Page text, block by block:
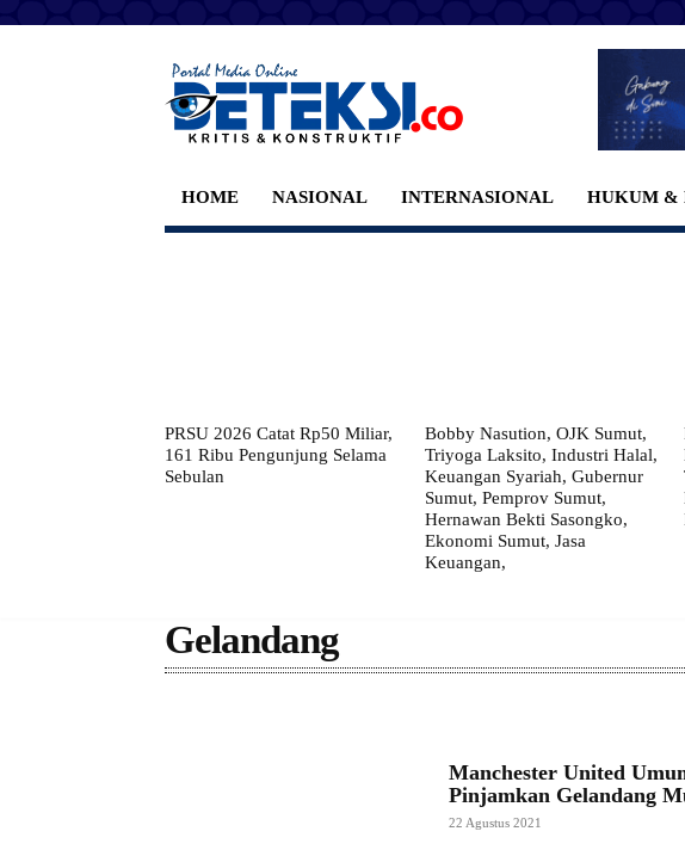
HOME NASIONAL INTERNASIONAL HUKUM &
PRSU 2026 Catat Rp50 Miliar,
161 Ribu Pengunjung Selama
Sebulan
Bobby Nasution, OJK Sumut,
Triyoga Laksito, Industri Halal,
Keuangan Syariah, Gubernur
Sumut, Pemprov Sumut,
Hernawan Bekti Sasongko,
Ekonomi Sumut, Jasa
Keuangan,
Gelandang
Manchester United
Pinjamkan Gelandang
22 Agustus 2021